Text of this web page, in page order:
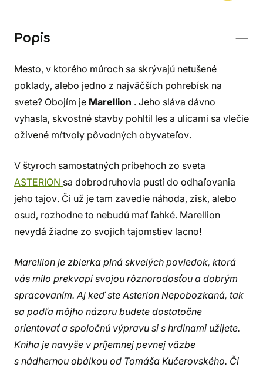
Popis
Mesto, v ktorého múroch sa skrývajú netušené
poklady, alebo jedno z najväčších pohrebísk na
svete? Obojím je Marellion . Jeho sláva dávno
vyhasla, skvostné stavby pohltil les a ulicami sa vlečie
oživené mŕtvoly pôvodných obyvateľov.
V štyroch samostatných príbehoch zo sveta
ASTERION sa dobrodruhovia pustí do odhaľovania
jeho tajov. Či už je tam zavedie náhoda, zisk, alebo
osud, rozhodne to nebudú mať ľahké. Marellion
nevydá žiadne zo svojich tajomstiev lacno!
Marellion je zbierka plná skvelých poviedok, ktorá
vás milo prekvapí svojou rôznorodosťou a dobrým
spracovaním. Aj keď ste Asterion Nepobozkaná, tak
sa podľa môjho názoru budete dostatočne
orientovať a spoločnú výpravu si s hrdinami užijete.
Kniha je navyše v príjemnej pevnej väzbe
s nádhernou obálkou od Tomáša Kučerovského. Či